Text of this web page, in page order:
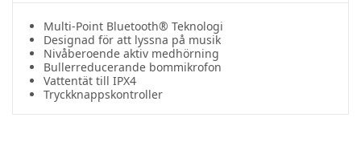
Multi-Point Bluetooth® Teknologi
Designad för att lyssna på musik
Nivåberoende aktiv medhörning
Bullerreducerande bommikrofon
Vattentät till IPX4
Tryckknappskontroller